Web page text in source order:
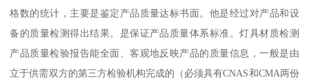
格数的统计，主要是鉴定产品质量达标书面。他是经过对产品和设
备的质量检测得出结果。是保证产品质量体系标准。灯具材质检测
产品质量检验报告能全面、客观地反映产品的质量信息，一般是由
立于供需双方的第三方检验机构完成的（必须具有CNAS和CMA两份